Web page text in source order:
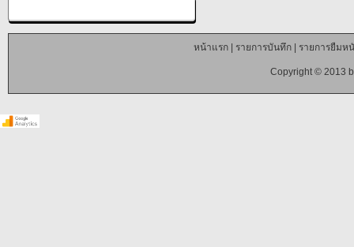
หน้าแรก| รายการบันทึก| รายการยืมห
Copyright © 2013